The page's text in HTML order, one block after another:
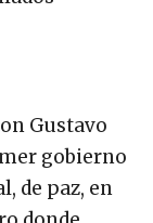
Gustavo
gobierno
de paz, en
donde